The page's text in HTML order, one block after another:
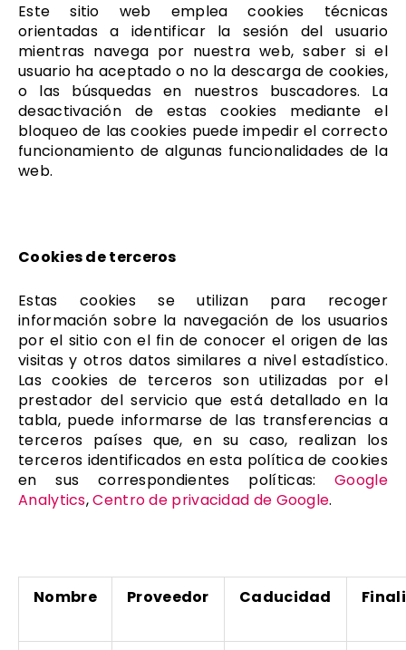
Este sitio web emplea cookies técnicas
orientadas a identificar la sesión del usuario
mientras navega por nuestra web, saber si el
usuario ha aceptado o no la descarga de cookies,
o las búsquedas en nuestros buscadores. La
desactivación de estas cookies mediante el
bloqueo de las cookies puede impedir el correcto
funcionamiento de algunas funcionalidades de la
web.
Cookies de terceros
Estas cookies se utilizan para recoger
información sobre la navegación de los usuarios
por el sitio con el fin de conocer el origen de las
visitas y otros datos similares a nivel estadístico.
Las cookies de terceros son utilizadas por el
prestador del servicio que está detallado en la
tabla, puede informarse de las transferencias a
terceros países que, en su caso, realizan los
terceros identificados en esta política de cookies
en sus correspondientes políticas:Google
Analytics,Centro de privacidad de Google.
Nombre Proveedor Caducidad